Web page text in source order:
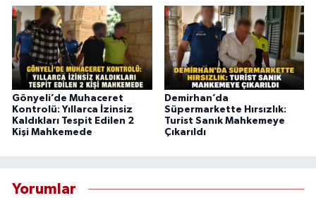
Gönyeli’de Muhaceret
Kontrolü: Yıllarca İzinsiz
Kaldıkları Tespit Edilen 2
Kişi Mahkemede
Demirhan’da
Süpermarkette Hırsızlık:
Turist Sanık Mahkemeye
Çıkarıldı
Yorumlar